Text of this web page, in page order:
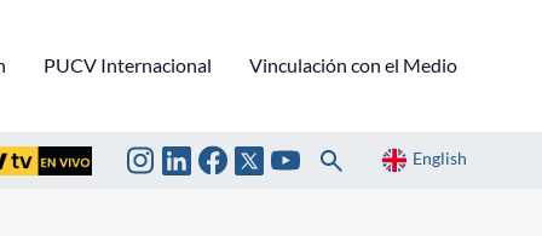
PUCV Internacional Vinculación con el Medio
English